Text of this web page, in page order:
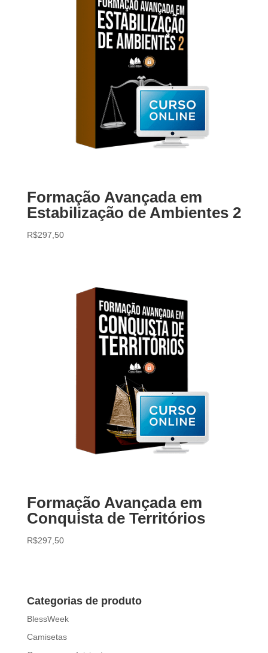
Formação Avançada em
Estabilização de Ambientes 2
R$297,50
Formação Avançada em
Conquista de Territórios
R$297,50
Categorias de produto
BlessWeek
Camisetas